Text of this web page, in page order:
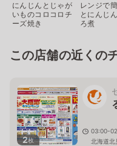
にんじんとじゃが
いものコロコロチ
ーズ焼き
レンジで
とにんじ
ろ煮
この店舗の近くの
2枚
03:00-
北海道北